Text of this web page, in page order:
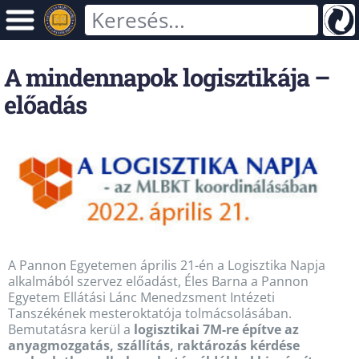
A mindennapok logisztikája –
előadás
A Pannon Egyetemen április 21-én a Logisztika Napja
alkalmából szervez előadást, Éles Barna a Pannon
Egyetem Ellátási Lánc Menedzsment Intézeti
Tanszékének mesteroktatója tolmácsolásában.
Bemutatásra kerül a logisztikai 7M-re építve az
anyagmozgatás, szállítás, raktározás kérdése